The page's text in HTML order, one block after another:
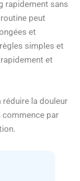
rapidement sans
peut
et
simples et
et
réduire la douleur
commence par